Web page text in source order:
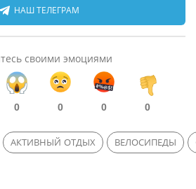
НАШ ТЕЛЕГРАМ
своими эмоциями
0 0 0 0
АКТИВНЫЙ ОТДЫХ ВЕЛОСИПЕДЫ